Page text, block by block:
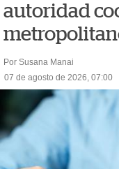
autoridad
Por Susana Manai
07 de agosto de 2026, 07:00